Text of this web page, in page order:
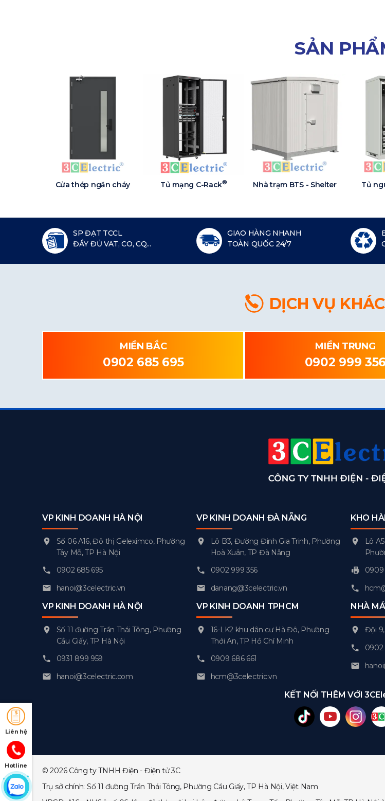
SẢN
Cửa thép ngăn cháy Tủ mạng C-Rack® Nhà trạm BTS - Shelter Tủ
Liên hệ
Hotline
SP ĐẠT TCCL
ĐẦY ĐỦ VAT, CO, CQ...
GIAO HÀNG NHANH
TOÀN QUỐC 24/7
DỊCH VỤ
MIỀN BẮC
0902 685 695
MIỀN TRUNG
0902 999 356
VP KINH DOANH HÀ NỘI
Số 06 A16, Đô thị Geleximco, Phường
Tây Mỗ, TP Hà Nội
0902 685 695
hanoi@3celectric.vn
VP KINH DOANH HÀ NỘI
Số 11 đường Trần Thái Tông, Phường
Cầu Giấy, TP Hà Nội
0931 899 959
hanoi@3celectric.com
VP KINH DOANH ĐÀ NẴNG
Lô B3, Đường Đinh Gia Trinh, Phường
Hoà Xuân, TP Đà Nẵng
0902 999 356
danang@3celectric.vn
VP KINH DOANH TPHCM
16-LK2 khu dân cư Hà Đô, Phường
Thới An, TP Hồ Chí Minh
0909 686 661
hcm@3celectric.vn
KHO
Lô
0909
NHÀ
Đội
0902
KẾT NỐI THÊM VỚI
© 2026 Công ty TNHH Điện - Điện tử 3C
Trụ sở chính: Số 11 đường Trần Thái Tông, Phường Cầu Giấy, TP Hà Nội, Việt Nam